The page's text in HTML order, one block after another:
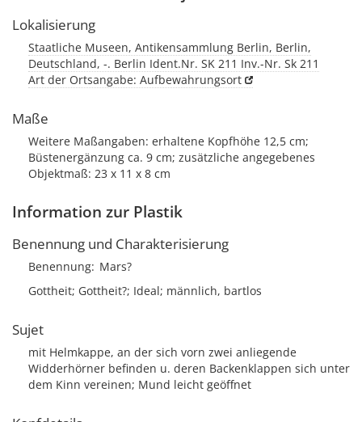
Lokalisierung
Staatliche Museen, Antikensammlung Berlin, Berlin,
Deutschland, -. Berlin Ident.Nr. SK 211 Inv.-Nr. Sk 211
Art der Ortsangabe: Aufbewahrungsort
Maße
Weitere Maßangaben: erhaltene Kopfhöhe 12,5 cm;
Büstenergänzung ca. 9 cm; zusätzliche angegebenes
Objektmaß: 23 x 11 x 8 cm
Information zur Plastik
Benennung und Charakterisierung
Benennung Mars?
Gottheit; Gottheit?; Ideal; männlich, bartlos
Sujet
mit Helmkappe, an der sich vorn zwei anliegende
Widderhörner befinden u. deren Backenklappen sich unter
dem Kinn vereinen; Mund leicht geöffnet